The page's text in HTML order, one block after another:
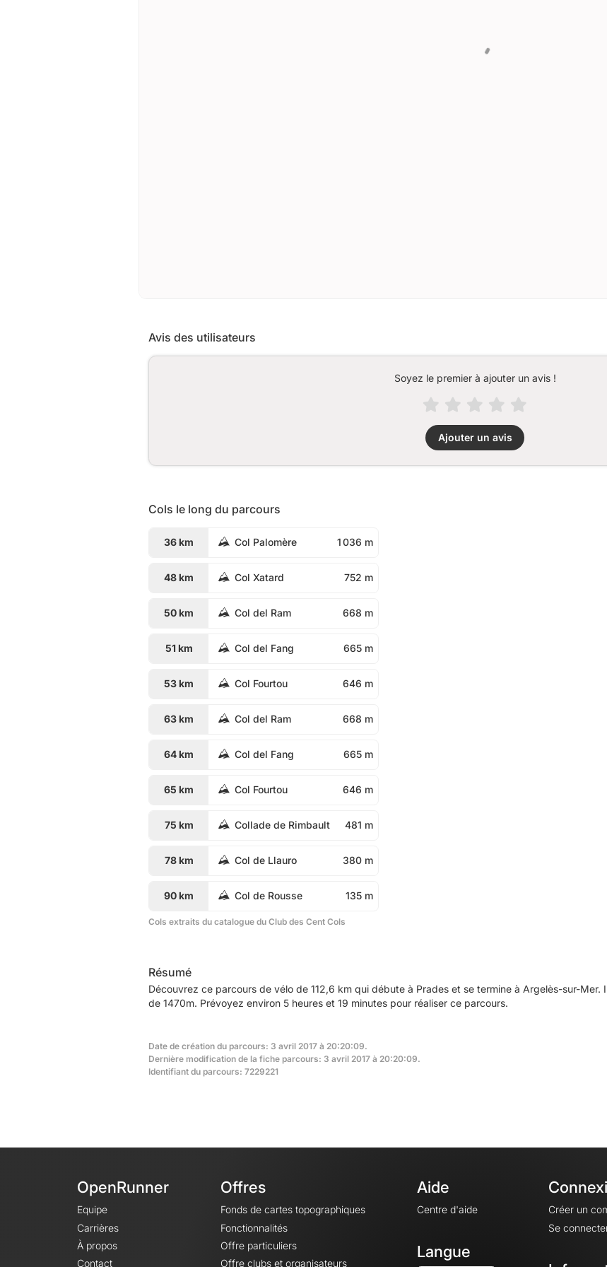
Avis des utilisateurs
Soyez le premier à ajouter un avis !
Ajouter un avis
Cols le long du parcours
36 km Col Palomère 1 036 m
48 km Col Xatard 752 m
50 km Col del Ram 668 m
51 km Col del Fang 665 m
53 km Col Fourtou 646 m
63 km Col del Ram 668 m
64 km Col del Fang 665 m
65 km Col Fourtou 646 m
75 km Collade de Rimbault 481 m
78 km Col de Llauro 380 m
90 km Col de Rousse 135 m
Cols extraits du catalogue du Club des Cent Cols
Résumé
Découvrez ce parcours de vélo de 112,6 km qui débute à Prades et se termine à Argelès-sur-Mer.
de 1470m. Prévoyez environ 5 heures et 19 minutes pour réaliser ce parcours.
Date de création du parcours: 3 avril 2017 à 20:20:09.
Dernière modification de la fiche parcours: 3 avril 2017 à 20:20:09.
Identifiant du parcours: 7229221
OpenRunner
Equipe
Carrières
À propos
Contact
Offres
Fonds de cartes topographiques
Fonctionnalités
Offre particuliers
Offre clubs et organisateurs
Aide
Centre d'aide
Langue
Créer un
Se